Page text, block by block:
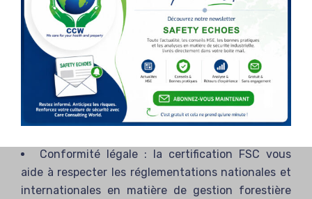
nouveaux marchés et d’attirer une clientèle
soucieuse de l’environnement.
Amélioration de la réputation : en obtenant
certification FSC (Forest Stewardship
Council), vous démontrez votre engagement
envers la préservation des ressources naturelles et
gagnez ainsi la confiance et le respect des parties
Conformité légale : la certification FSC vous
aide à respecter les réglementations nationales et
internationales en matière de gestion forestière